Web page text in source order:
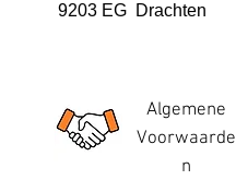
9203 EG Drachten
Algemene
Voorwaarde
n